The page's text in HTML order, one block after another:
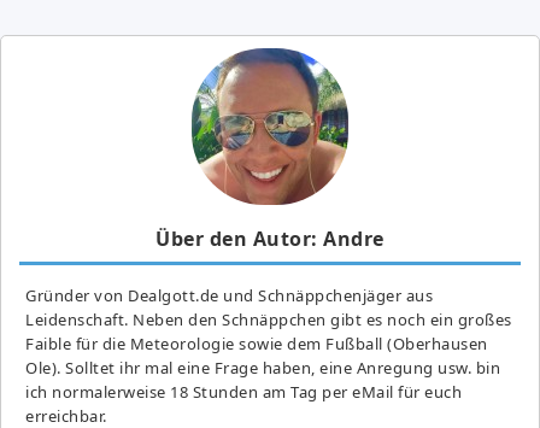
Über den Autor: Andre
Gründer von Dealgott.de und Schnäppchenjäger aus
Leidenschaft. Neben den Schnäppchen gibt es noch ein großes
Fai­ble für die Meteorologie sowie dem Fußball (Oberhausen
Ole). Solltet ihr mal eine Frage haben, eine Anregung usw. bin
ich normalerweise 18 Stunden am Tag per eMail für euch
erreichbar.